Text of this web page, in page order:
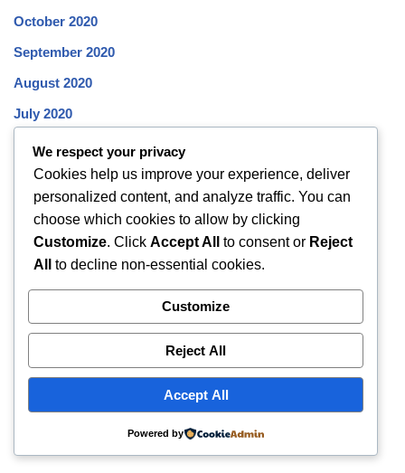
October 2020
September 2020
August 2020
July 2020
June 2020
May 2020
April 2020
March 2020
February 2020
December 2019
We respect your privacy
Cookies help us improve your experience, deliver
personalized content, and analyze traffic. You can
choose which cookies to allow by clicking
Customize. Click Accept All to consent or Reject
All
to decline non-essential cookies.
Customize
Reject All
Accept All
Powered by